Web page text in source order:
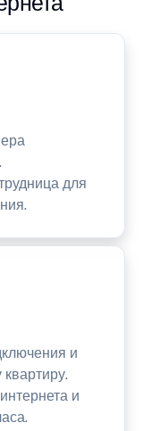
для
и
и